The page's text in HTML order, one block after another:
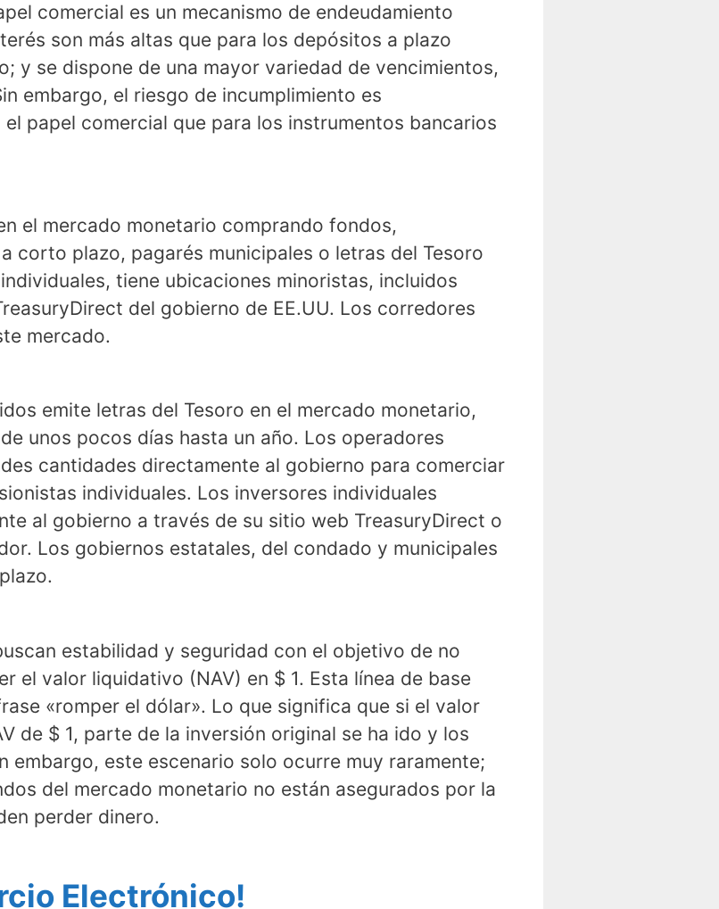
comercial es un mecanismo de endeudamiento
son más altas que para los depósitos a plazo
y se dispone de una mayor variedad de vencimientos,
embargo, el riesgo de incumplimiento es
papel comercial que para los instrumentos bancarios
el mercado monetario comprando fondos,
corto plazo, pagarés municipales o letras del Tesoro
tiene ubicaciones minoristas, incluidos
del gobierno de EE.UU. Los corredores
mercado.
emite letras del Tesoro en el mercado monetario,
unos pocos días hasta un año. Los operadores
cantidades directamente al gobierno para comerciar
individuales. Los inversores individuales
al gobierno a través de su sitio web TreasuryDirect o
Los gobiernos estatales, del condado y municipales
estabilidad y seguridad con el objetivo de no
el valor liquidativo (NAV) en $ 1. Esta línea de base
«romper el dólar». Lo que significa que si el valor
de $ 1, parte de la inversión original se ha ido y los
embargo, este escenario solo ocurre muy raramente;
del mercado monetario no están asegurados por la
perder dinero.
Electrónico!